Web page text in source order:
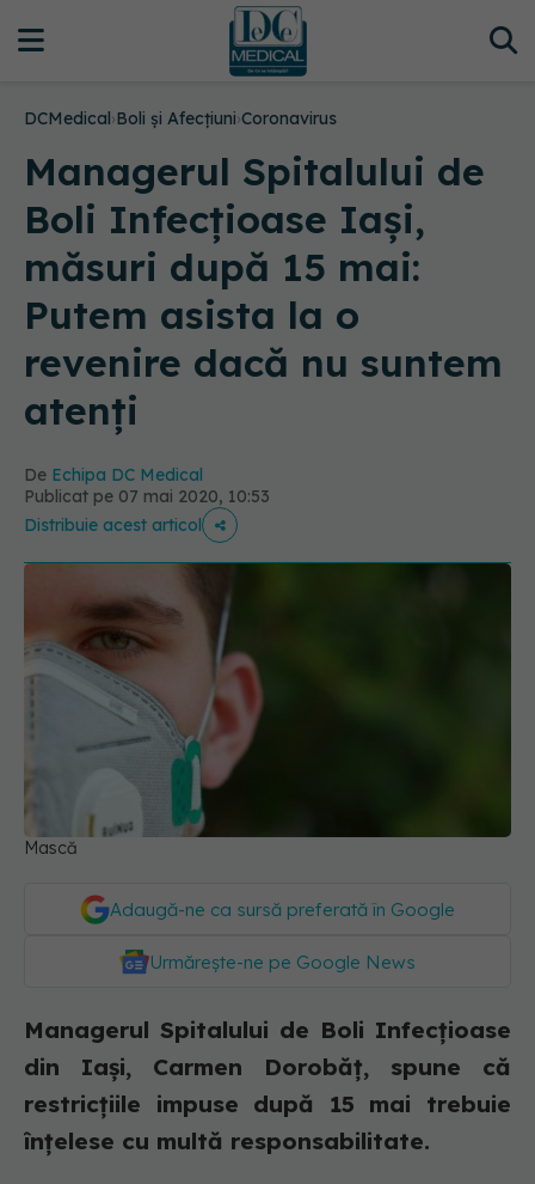
DCMedical›Boli și Afecțiuni›Coronavirus
Managerul Spitalului de
Boli Infecțioase Iași,
măsuri după 15 mai:
Putem asista la o
revenire dacă nu suntem
atenți
De Echipa DC Medical
Publicat pe 07 mai 2020, 10:53
Distribuie acest articol
Mască
Adaugă-ne ca sursă preferată în Google
Urmărește-ne pe Google News
Managerul Spitalului de Boli Infecțioase
din Iași, Carmen Dorobăț, spune că
restricțiile impuse după 15 mai trebuie
înțelese cu multă responsabilitate.